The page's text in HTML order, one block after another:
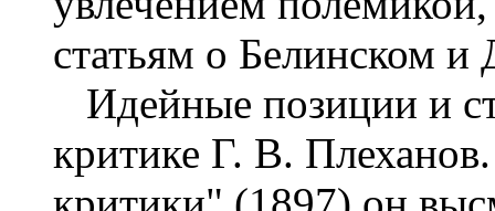
статьям о Белинском
Идейные позиции и
критике Г. В.